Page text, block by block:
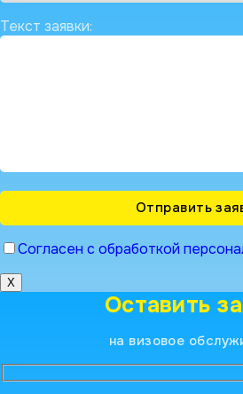
Текст заявки:
Согласен с обработкой
X
Оставить
на визовое